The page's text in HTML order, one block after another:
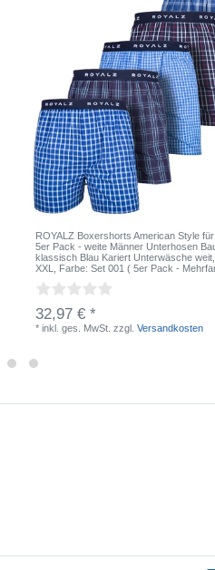
ROYALZ Boxershorts American Style
5er Pack - weite Männer Unterhosen
klassisch Blau Kariert Unterwäsche weit
XXL
, Farbe: Set 001 ( 5er Pack -
32,97 € *
*inkl. ges. MwSt. zzgl.Versandkosten